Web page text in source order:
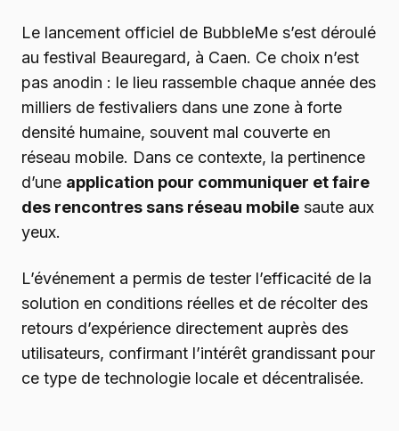
Le lancement officiel de BubbleMe s’est déroulé
au festival Beauregard, à Caen. Ce choix n’est
pas anodin : le lieu rassemble chaque année des
milliers de festivaliers dans une zone à forte
densité humaine, souvent mal couverte en
réseau mobile. Dans ce contexte, la pertinence
d’une application pour communiquer et faire
des rencontres sans réseau mobile saute aux
yeux.
L’événement a permis de tester l’efficacité de la
solution en conditions réelles et de récolter des
retours d’expérience directement auprès des
utilisateurs, confirmant l’intérêt grandissant pour
ce type de technologie locale et décentralisée.